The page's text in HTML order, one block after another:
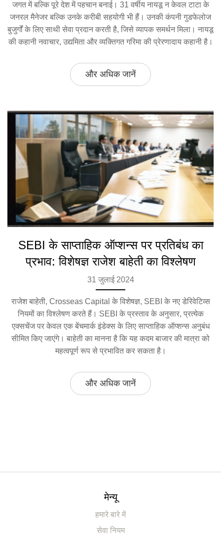
जगत में बल्कि पूरे देश में पहचान बनाई। 31 वर्षीय नायडू न केवल टाटा के
जनरल मैनेजर बल्कि उनके करीबी सहयोगी भी हैं। उनकी कंपनी गुडफेलोज
बुजुर्गों के लिए साथी सेवा प्रदान करती है, जिसे व्यापक समर्थन मिला। नायडू
की कहानी नवाचार, उद्यमिता और व्यक्तिगत गरिमा की प्रेरणादाय कहानी है।
और अधिक जानें
SEBI के साप्ताहिक ऑप्शन्स पर प्रतिबंध का
प्रभाव: विशेषज्ञ राजेश बाहेती का विश्लेषण
31 जुलाई 2024
राजेश बाहेती, Crosseas Capital के विशेषज्ञ, SEBI के नए डेरिवेटिव्स
नियमों का विश्लेषण करते हैं। SEBI के प्रस्ताव के अनुसार, प्रत्येक
एक्सचेंज पर केवल एक बेंचमार्क इंडेक्स के लिए साप्ताहिक ऑप्शन्स अनुबंध
सीमित किए जाएंगे। बाहेती का मानना है कि यह कदम बाजार की मात्रा को
महत्वपूर्ण रूप से प्रभावित कर सकता है।
और अधिक जानें
मेन्यू
हमारे बारे में
सेवा नियम